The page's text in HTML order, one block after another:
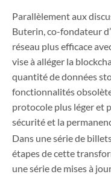
Parallèlement aux
Buterin, co-fondateur
réseau plus efficace
vise à alléger la
quantité de données
fonctionnalités
protocole plus léger et
sécurité et la
Dans une série de
étapes de cette
une série de mises à